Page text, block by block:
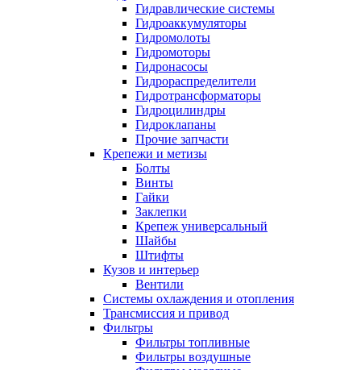
Гидравлические системы
Гидроаккумуляторы
Гидромолоты
Гидромоторы
Гидронасосы
Гидрораспределители
Гидротрансформаторы
Гидроцилиндры
Гидроклапаны
Прочие запчасти
Крепежи и метизы
Болты
Винты
Гайки
Заклепки
Крепеж универсальный
Шайбы
Штифты
Кузов и интерьер
Вентили
Системы охлаждения и отопления
Трансмиссия и привод
Фильтры
Фильтры топливные
Фильтры воздушные